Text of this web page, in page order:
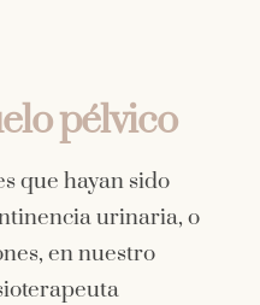
pélvico
que hayan sido
urinaria, o
en nuestro